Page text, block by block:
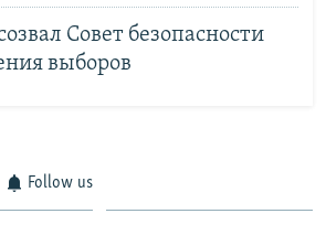
Совет безопасности
выборов
Follow us